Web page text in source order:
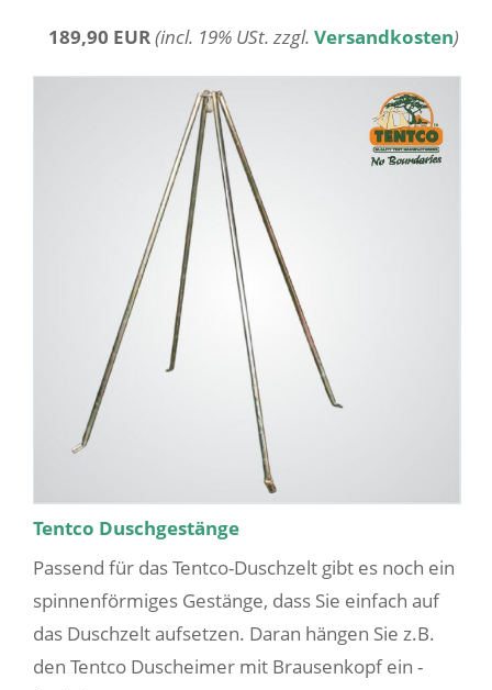
189,90 EUR(incl. 19% USt. zzgl. Versandkosten)
Tentco Duschgestänge
Passend für das Tentco-Duschzelt gibt es noch ein
spinnenförmiges Gestänge, dass Sie einfach auf
das Duschzelt aufsetzen. Daran hängen Sie z.B.
den Tentco Duscheimer mit Brausenkopf ein -